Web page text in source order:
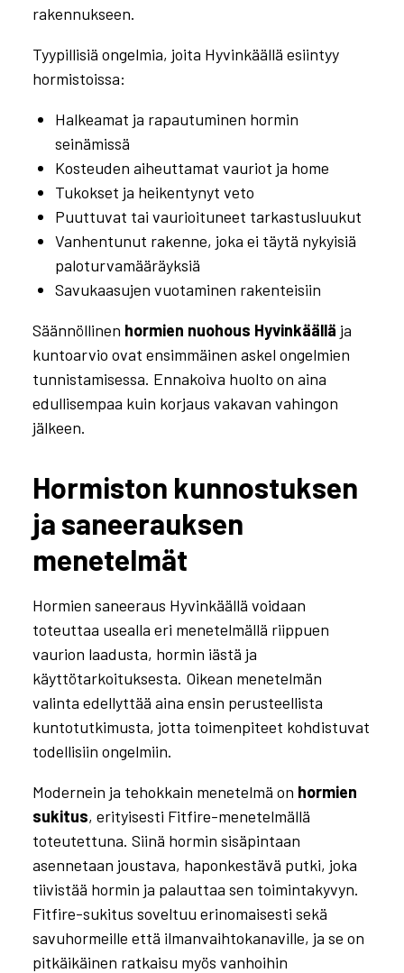
Hormiston kunnostus ja
saneeraus – Hyvinkää
rakennukseen.
Tyypillisiä ongelmia, joita Hyvinkäällä esiintyy
hormistoissa:
Halkeamat ja rapautuminen hormin
seinämissä
Kosteuden aiheuttamat vauriot ja home
Tukokset ja heikentynyt veto
Puuttuvat tai vaurioituneet tarkastusluukut
Vanhentunut rakenne, joka ei täytä nykyisiä
paloturvamääräyksiä
Savukaasujen vuotaminen rakenteisiin
Säännöllinen hormien nuohous Hyvinkäällä ja
kuntoarvio ovat ensimmäinen askel ongelmien
tunnistamisessa. Ennakoiva huolto on aina
edullisempaa kuin korjaus vakavan vahingon
jälkeen.
Hormiston kunnostuksen
ja saneerauksen
menetelmät
Hormien saneeraus Hyvinkäällä voidaan
toteuttaa usealla eri menetelmällä riippuen
vaurion laadusta, hormin iästä ja
käyttötarkoituksesta. Oikean menetelmän
valinta edellyttää aina ensin perusteellista
kuntotutkimusta, jotta toimenpiteet kohdistuvat
todellisiin ongelmiin.
Modernein ja tehokkain menetelmä on hormien
sukitus, erityisesti Fitfire-menetelmällä
toteutettuna. Siinä hormin sisäpintaan
asennetaan joustava, haponkestävä putki, joka
tiivistää hormin ja palauttaa sen toimintakyvyn.
Fitfire-sukitus soveltuu erinomaisesti sekä
savuhormeille että ilmanvaihtokanaville, ja se on
pitkäikäinen ratkaisu myös vanhoihin